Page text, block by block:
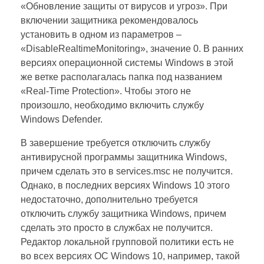
«Обновление защиты от вирусов и угроз». При
включении защитника рекомендовалось
установить в одном из параметров –
«DisableRealtimeMonitoring», значение 0. В ранних
версиях операционной системы Windows в этой
же ветке располагалась папка под названием
«Real-Time Protection». Чтобы этого не
произошло, необходимо включить службу
Windows Defender.
В завершение требуется отключить службу
антивирусной программы защитника Windows,
причем сделать это в services.msc не получится.
Однако, в последних версиях Windows 10 этого
недостаточно, дополнительно требуется
отключить службу защитника Windows, причем
сделать это просто в службах не получится.
Редактор локальной групповой политики есть не
во всех версиях ОС Windows 10, например, такой